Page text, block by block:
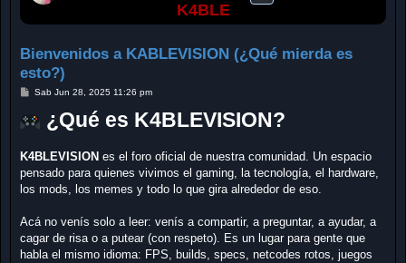
K4BLE
Bienvenidos a KABLEVISION (¿Qué mierda es
esto?)
M
s
e
Sab Jun 28, 2025 11:26 pm
¿Qué es K4BLEVISION?
K4BLEVISION es el foro oficial de nuestra comunidad. Un espacio
pensado para quienes vivimos el gaming, la tecnología, el hardware,
los mods, los memes y todo lo que gira alrededor de eso.
Acá no venís solo a leer: venís a compartir, a preguntar, a ayudar, a
cagar de risa o a putear (con respeto). Es un lugar para gente que
habla el mismo idioma: FPS, builds, specs, netcodes rotos, juegos